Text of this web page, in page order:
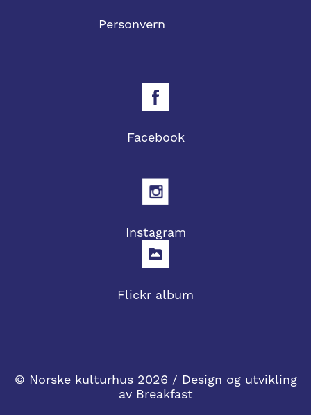
Personvern
Facebook
Instagram
Flickr album
© Norske kulturhus 2026 / Design og utvikling
av Breakfast